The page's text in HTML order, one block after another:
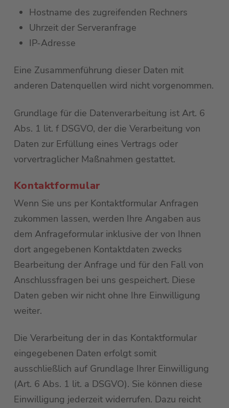
Hostname des zugreifenden Rechners
Uhrzeit der Serveranfrage
IP-Adresse
Eine Zusammenführung dieser Daten mit
anderen Datenquellen wird nicht vorgenommen.
Grundlage für die Datenverarbeitung ist Art. 6
Abs. 1 lit. f DSGVO, der die Verarbeitung von
Daten zur Erfüllung eines Vertrags oder
vorvertraglicher Maßnahmen gestattet.
Kontaktformular
Wenn Sie uns per Kontaktformular Anfragen
zukommen lassen, werden Ihre Angaben aus
dem Anfrageformular inklusive der von Ihnen
dort angegebenen Kontaktdaten zwecks
Bearbeitung der Anfrage und für den Fall von
Anschlussfragen bei uns gespeichert. Diese
Daten geben wir nicht ohne Ihre Einwilligung
weiter.
Die Verarbeitung der in das Kontaktformular
eingegebenen Daten erfolgt somit
ausschließlich auf Grundlage Ihrer Einwilligung
(Art. 6 Abs. 1 lit. a DSGVO). Sie können diese
Einwilligung jederzeit widerrufen. Dazu reicht